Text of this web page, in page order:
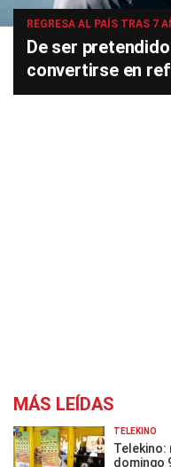
REGRESA AL PAÍS TRAS 7
De ser
convertirse en
MÁS LEÍDAS
TELEKINO
domingo